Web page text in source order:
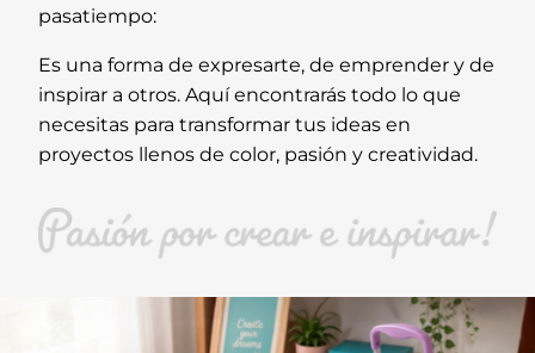
pasatiempo:
Es una forma de expresarte, de emprender y de
inspirar a otros. Aquí encontrarás todo lo que
necesitas para transformar tus ideas en
proyectos llenos de color, pasión y creatividad.